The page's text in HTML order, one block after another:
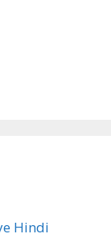
Hindi